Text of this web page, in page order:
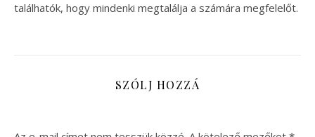
találhatók, hogy mindenki megtalálja a számára megfelelőt.
SZÓLJ HOZZÁ